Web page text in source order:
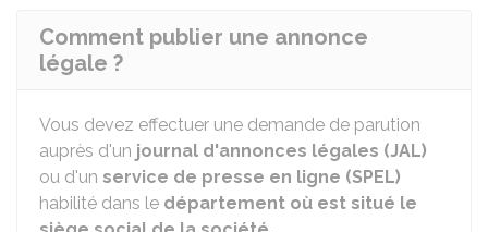
Comment publier une annonce
légale ?
Vous devez effectuer une demande de parution
auprès d'un journal d'annonces légales (JAL)
ou d'un service de presse en ligne (SPEL)
habilité dans le département où est situé le